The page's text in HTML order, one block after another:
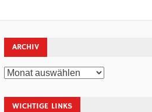
ARCHIV
Archiv
WICHTIGE LINKS